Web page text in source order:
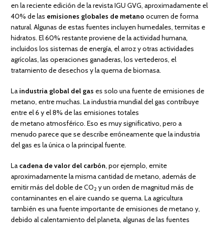
en la reciente edición de la revista IGU GVG, aproximadamente el
40% de las emisiones globales de metanoocurren de forma
natural. Algunas de estas fuentes incluyen humedales, termitas e
hidratos. El 60% restante proviene de la actividad humana,
incluidos los sistemas de energía, el arroz y otras actividades
agrícolas, las operaciones ganaderas, los vertederos, el
tratamiento de desechos y la quema de biomasa.
La industria global del gas es solo una fuente de emisiones de
metano, entre muchas. La industria mundial del gas contribuye
entre el 6 y el 8% de las emisiones totales
de metano atmosférico. Eso es muy significativo, pero a
menudo parece que se describe erróneamente que la industria
del gas es la única o la principal fuente.
La cadena de valor del carbón, por ejemplo, emite
aproximadamente la misma cantidad de metano, además de
emitir más del doble de CO2 y un orden de magnitud más de
contaminantes en el aire cuando se quema. La agricultura
también es una fuente importante de emisiones de metano y,
debido al calentamiento del planeta, algunas de las fuentes